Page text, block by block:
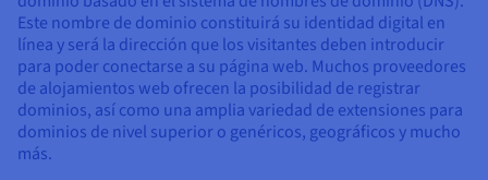
Este nombre de dominio constituirá su identidad digital en
línea y será la dirección que los visitantes deben introducir
para poder conectarse a su página web. Muchos proveedores
de alojamientos web ofrecen la posibilidad de registrar
dominios, así como una amplia variedad de extensiones para
dominios de nivel superior o genéricos, geográficos y mucho
más.